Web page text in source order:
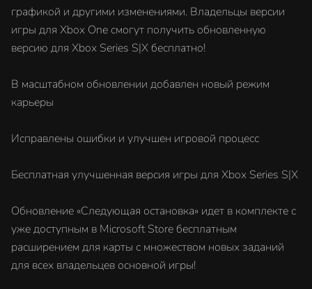
графикой и другими изменениями. Владельцы версии
игры для Xbox One смогут получить обновленную
версию для Xbox Series S|X бесплатно!
В масштабном обновлении добавлен новый режим
карьеры
Исправлены ошибки и улучшен игровой процесс
Бесплатная улучшенная версия игры для Xbox Series S|X
Обновление «Следующая остановка» идет в комплекте с
уже доступным в Microsoft Store бесплатным
расширением для карты с множеством новых заданий
для всех владельцев основной игры!